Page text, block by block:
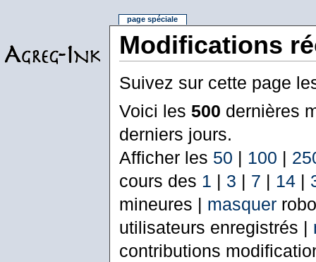
Modifications
Suivez sur cette page
Voici les 500 dernières
derniers jours.
Afficher les 50 | 100 |
cours des 1 | 3 | 7 | 14|
mineures | masquer
utilisateurs enregistrés |
contributions
page spéciale